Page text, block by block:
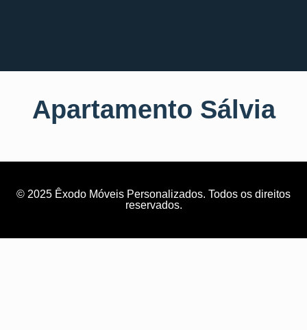
Apartamento Sálvia
© 2025 Êxodo Móveis Personalizados. Todos os direitos
reservados.